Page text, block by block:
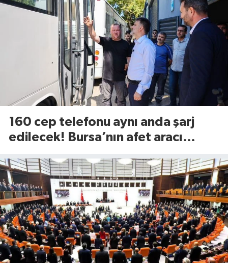
160 cep telefonu aynı anda şarj
edilecek! Bursa’nın afet aracı